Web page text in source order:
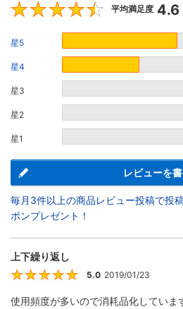
平均満足度 4.6
星5
星4
星3
星2
星1
レビューを書
毎月3件以上の商品レビュー投稿で投
ポンプレゼント！
上下繰り返し
5
5.0 2019/01/23
使用頻度が多いので消耗品化していま